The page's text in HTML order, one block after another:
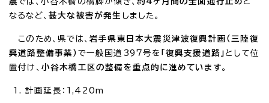
なるなど、 甚大な被害が発生 しました。
このため、県では、 岩手県東日本大震災津波復興計画（三陸復
興道路整備事業） で一般国道397号を 「復興支援道路」 として位
置付け、 小谷木橋工区の整備を重点的に進めています。
計画延長：1,420m